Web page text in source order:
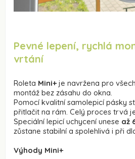
Pevné lepení, rychlá
vrtání
Roleta Mini+je navržena pro
montáž bez zásahu do okna.
Pomocí kvalitní samolepicí pásky
přitlačit na rám. Celý proces trvá
Speciální lepicí uchycení unese až
zůstane stabilní a spolehlivá i při
Výhody Mini+